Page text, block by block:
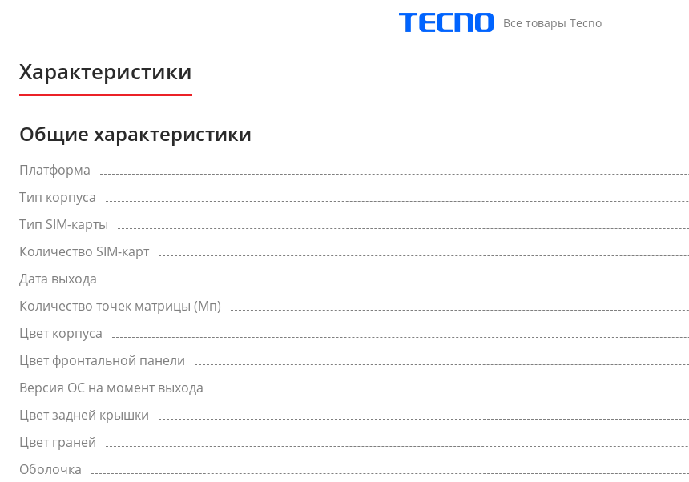
Все товары Tecno
Характеристики
Общие характеристики
Платформа
Тип корпуса
Тип SIM-карты
Количество SIM-карт
Дата выхода
Количество точек матрицы (Мп)
Цвет корпуса
Цвет фронтальной панели
Версия ОС на момент выхода
Цвет задней крышки
Цвет граней
Оболочка